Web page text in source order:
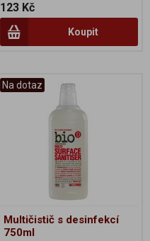
123 Kč
Koupit
Na dotaz
Multičistič s desinfekcí
750ml